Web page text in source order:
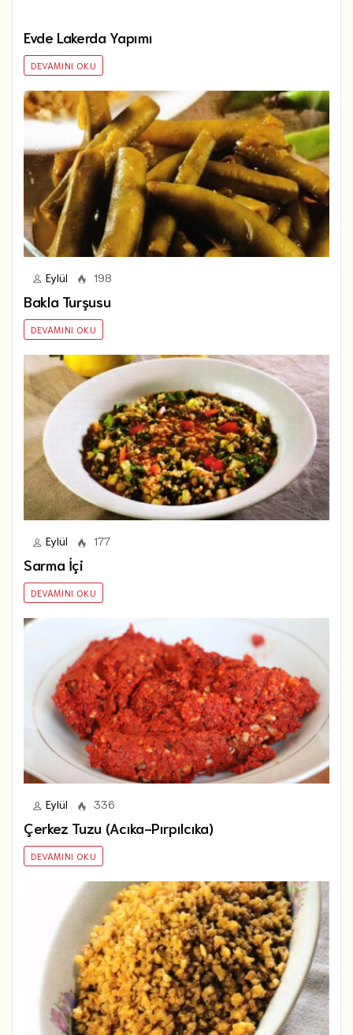
Evde Lakerda Yapımı
DEVAMINI OKU
Eylül 198
Bakla Turşusu
DEVAMINI OKU
Eylül 177
Sarma İçi
DEVAMINI OKU
Eylül 336
Çerkez Tuzu (Acıka-Pırpılcıka)
DEVAMINI OKU